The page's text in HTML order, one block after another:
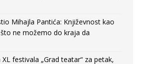
Mihajla Pantića: Književnost kao
ne možemo do kraja da
festivala „Grad teatar“ za petak,